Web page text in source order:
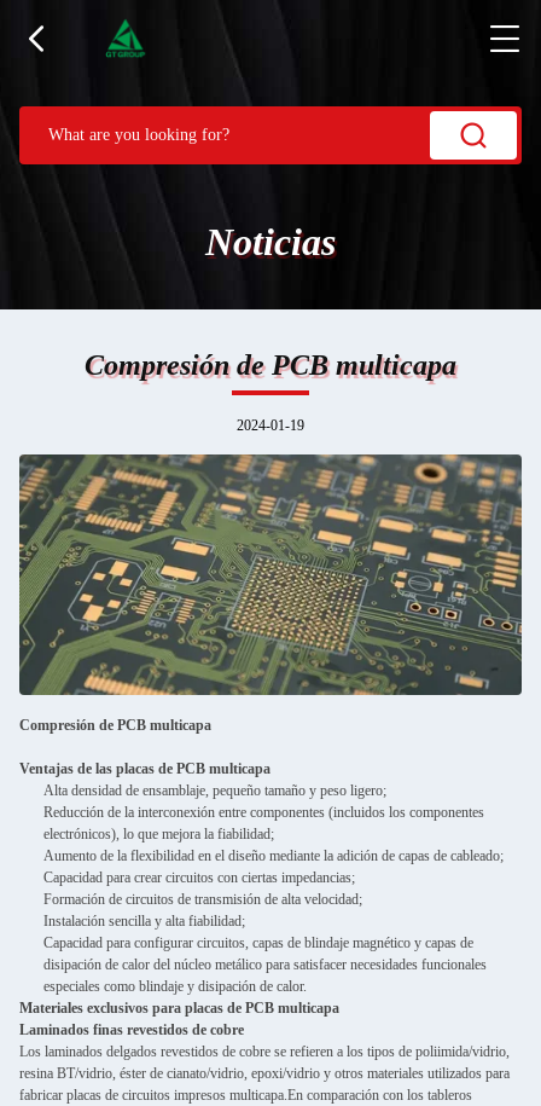
Noticias
Compresión de PCB multicapa
2024-01-19
Compresión de PCB multicapa
Ventajas de las placas de PCB multicapa
Alta densidad de ensamblaje, pequeño tamaño y peso ligero;
Reducción de la interconexión entre componentes (incluidos los componentes
electrónicos), lo que mejora la fiabilidad;
Aumento de la flexibilidad en el diseño mediante la adición de capas de cableado;
Capacidad para crear circuitos con ciertas impedancias;
Formación de circuitos de transmisión de alta velocidad;
Instalación sencilla y alta fiabilidad;
Capacidad para configurar circuitos, capas de blindaje magnético y capas de
disipación de calor del núcleo metálico para satisfacer necesidades funcionales
especiales como blindaje y disipación de calor.
Materiales exclusivos para placas de PCB multicapa
Laminados finas revestidos de cobre
Los laminados delgados revestidos de cobre se refieren a los tipos de poliimida/vidrio,
resina BT/vidrio, éster de cianato/vidrio, epoxi/vidrio y otros materiales utilizados para
fabricar placas de circuitos impresos multicapa.En comparación con los tableros